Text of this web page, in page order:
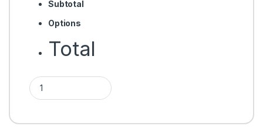
Subtotal
Options
Total
Funda de teléfono móvil personalizada quantity